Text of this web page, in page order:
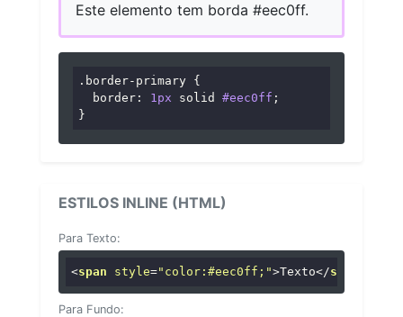
Este elemento tem borda #eec0ff.
.border-primary {
border : 1px solid #eec0ff ;
}
ESTILOS INLINE (HTML)
Para Texto:
<span style="color:#eec0ff;">Texto</span
Para Fundo: